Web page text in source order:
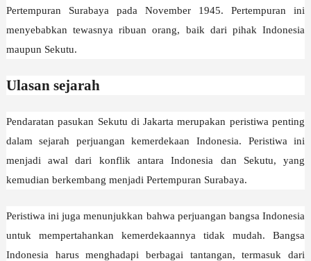
Pertempuran Surabaya pada November 1945. Pertempuran ini
menyebabkan tewasnya ribuan orang, baik dari pihak Indonesia
maupun Sekutu.
Ulasan sejarah
Pendaratan pasukan Sekutu di Jakarta merupakan peristiwa penting
dalam sejarah perjuangan kemerdekaan Indonesia. Peristiwa ini
menjadi awal dari konflik antara Indonesia dan Sekutu, yang
kemudian berkembang menjadi Pertempuran Surabaya.
Peristiwa ini juga menunjukkan bahwa perjuangan bangsa Indonesia
untuk mempertahankan kemerdekaannya tidak mudah. Bangsa
Indonesia harus menghadapi berbagai tantangan, termasuk dari